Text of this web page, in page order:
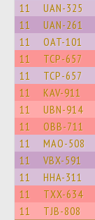
11 UAN-325
11 UAN-261
11 OAT-101
11 TCP-657
11 TCP-657
11 KAV-911
11 UBN-914
11 OBB-711
11 MAO-508
11 VBX-591
11 HHA-311
11 TXX-634
11 TJB-808